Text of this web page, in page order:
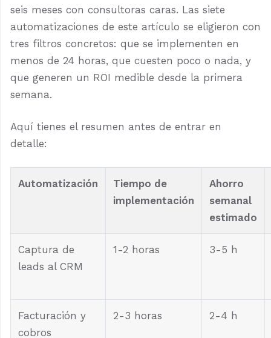
seis meses con consultoras caras. Las siete
automatizaciones de este artículo se eligieron con
tres filtros concretos: que se implementen en
menos de 24 horas, que cuesten poco o nada, y
que generen un ROI medible desde la primera
semana.
Aquí tienes el resumen antes de entrar en
detalle:
Automatización
Tiempo de
implementación
Ahorro
semanal
estimado
Captura de
leads al CRM
1-2 horas 3-5 h
Facturación y
cobros
2-3 horas 2-4 h